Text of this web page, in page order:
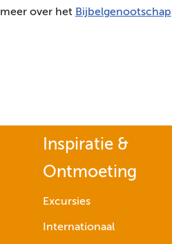
meer over het Bijbelgenootschap
Inspiratie &
Ontmoeting
Excursies
Internationaal